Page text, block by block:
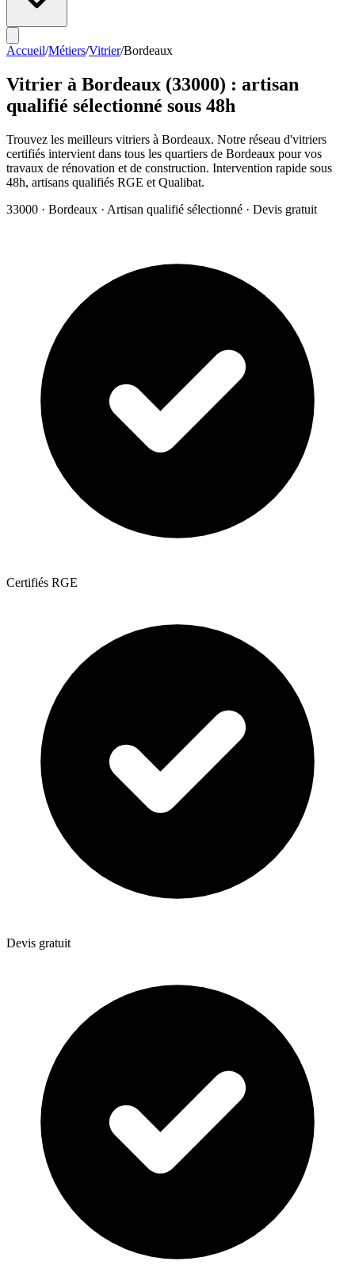
Accueil/Métiers/Vitrier/Bordeaux
Vitrier à Bordeaux (33000) : artisan
qualifié sélectionné sous 48h
Trouvez les meilleurs vitriers à Bordeaux. Notre réseau d'vitriers
certifiés intervient dans tous les quartiers de Bordeaux pour vos
travaux de rénovation et de construction. Intervention rapide sous
48h, artisans qualifiés RGE et Qualibat.
33000 · Bordeaux · Artisan qualifié sélectionné · Devis gratuit
Certifiés RGE
Devis gratuit